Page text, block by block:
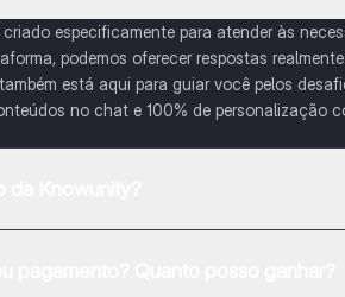
especificamente para atender às
podemos oferecer respostas
está aqui para guiar você pelos
no chat e 100% de personalização